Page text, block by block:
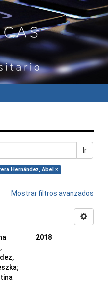
Ir
Hernández, Abel ×
Mostrar filtros avanzados
;
2018